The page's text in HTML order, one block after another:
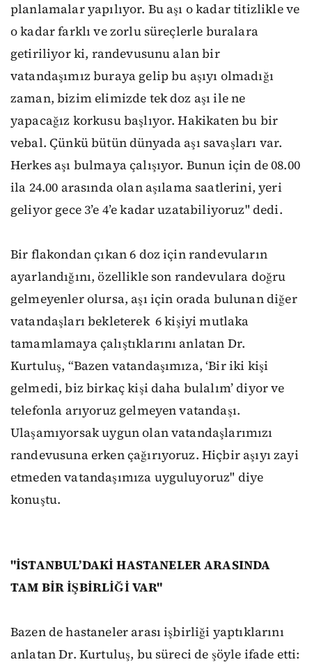
planlamalar yapılıyor. Bu aşı o kadar titizlikle ve
o kadar farklı ve zorlu süreçlerle buralara
getiriliyor ki, randevusunu alan bir
vatandaşımız buraya gelip bu aşıyı olmadığı
zaman, bizim elimizde tek doz aşı ile ne
yapacağız korkusu başlıyor. Hakikaten bu bir
vebal. Çünkü bütün dünyada aşı savaşları var.
Herkes aşı bulmaya çalışıyor. Bunun için de 08.00
ila 24.00 arasında olan aşılama saatlerini, yeri
geliyor gece 3’e 4’e kadar uzatabiliyoruz" dedi.
Bir flakondan çıkan 6 doz için randevuların
ayarlandığını, özellikle son randevulara doğru
gelmeyenler olursa, aşı için orada bulunan diğer
vatandaşları bekleterek 6 kişiyi mutlaka
tamamlamaya çalıştıklarını anlatan Dr.
Kurtuluş, “Bazen vatandaşımıza, ‘Bir iki kişi
gelmedi, biz birkaç kişi daha bulalım’ diyor ve
telefonla arıyoruz gelmeyen vatandaşı.
Ulaşamıyorsak uygun olan vatandaşlarımızı
randevusuna erken çağırıyoruz. Hiçbir aşıyı zayi
etmeden vatandaşımıza uyguluyoruz" diye
konuştu.
"İSTANBUL’DAKİ HASTANELER ARASINDA
TAM BİR İŞBİRLİĞİ VAR"
Bazen de hastaneler arası işbirliği yaptıklarını
anlatan Dr. Kurtuluş, bu süreci de şöyle ifade etti: